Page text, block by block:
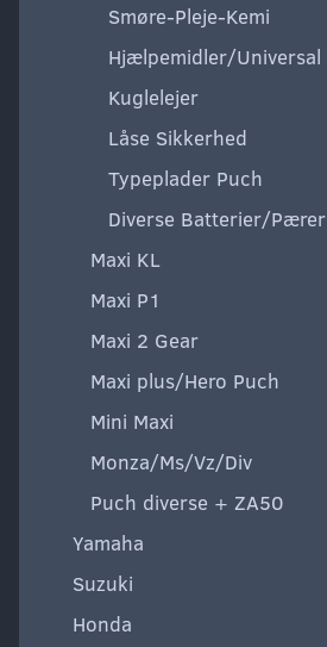
Smøre-Pleje-Kemi
Hjælpemidler/Universal
Kuglelejer
Låse Sikkerhed
Typeplader Puch
Diverse Batterier/Pærer
Maxi KL
Maxi P1
Maxi 2 Gear
Maxi plus/Hero Puch
Mini Maxi
Monza/Ms/Vz/Div
Puch diverse + ZA50
Yamaha
Suzuki
Honda